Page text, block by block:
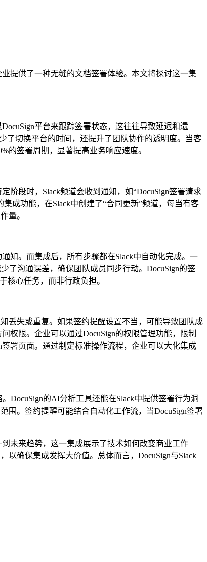
提供了一种无缝的文档签署体验。本文将探讨这一集
平台来跟踪签署状态，这往往导致延迟和遗
了切换平台的时间，还提升了团队协作的透明度。当客
的签署周期，显著提高业务响应速度。
阶段时，Slack频道会收到通知，如“DocuSign签署请求
成功能，在Slack中创建了“合同更新”频道，每当有客
量。
知。而集成后，所有步骤都在Slack中自动化完成。一
了沟通误差，确保团队成员同步行动。DocuSign的签
核心任务，而非行政负担。
丢失或重复。如果签约提醒设置不当，可能导致团队成
权限。企业可以通过DocuSign的权限管理功能，限制
署页面。通过制定标准操作流程，企业可以大化集成
DocuSign的AI分析工具还能在Slack中提供签署行为洞
围。签约提醒可能结合自动化工作流，当DocuSign签署
未来趋势，这一集成展示了技术如何改变商业工作
确保集成发挥大价值。总体而言，DocuSign与Slack